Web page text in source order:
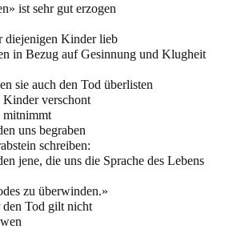
ist sehr gut erzogen
diejenigen Kinder lieb
in Bezug auf Gesinnung und Klugheit
sie auch den Tod überlisten
Kinder verschont
mitnimmt
uns begraben
schreiben:
jene, die uns die Sprache des Lebens
zu überwinden.»
den Tod gilt nicht